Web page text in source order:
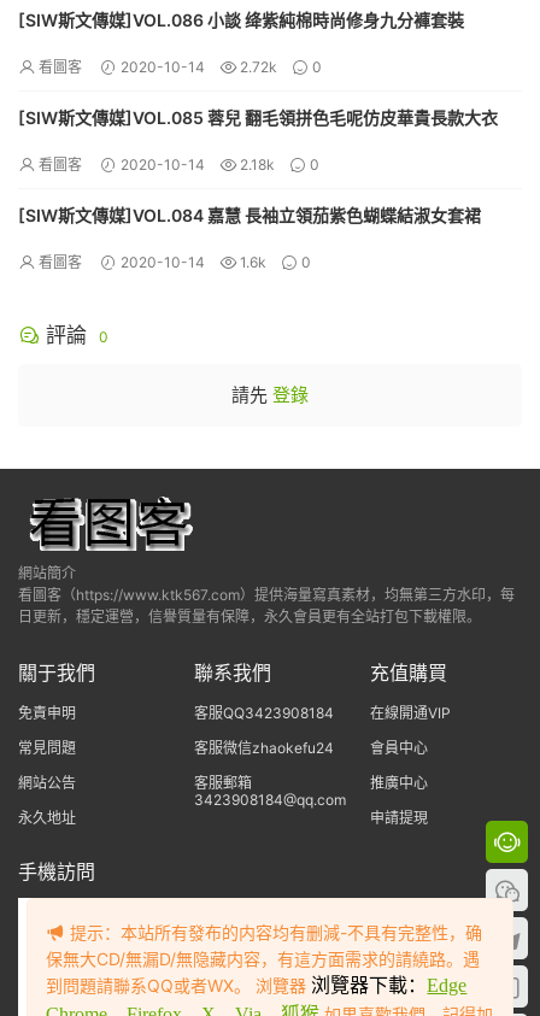
[SIW斯文傳媒]VOL.086 小談 绛紫純棉時尚修身九分褲套裝
看圖客 2020-10-14 2.72k 0
[SIW斯文傳媒]VOL.085 蓉兒 翻毛領拼色毛呢仿皮華貴長款大衣
看圖客 2020-10-14 2.18k 0
[SIW斯文傳媒]VOL.084 嘉慧 長袖立領茄紫色蝴蝶結淑女套裙
看圖客 2020-10-14 1.6k 0
評論 0
請先 登錄
網站簡介
看圖客（https://www.ktk567.com）提供海量寫真素材，均無第三方水印，每
日更新，穩定運營，信譽質量有保障，永久會員更有全站打包下載權限。
關于我們
免責申明
常見問題
網站公告
永久地址
聯系我們
客服QQ3423908184
客服微信zhaokefu24
客服郵箱
3423908184@qq.com
充值購買
在線開通VIP
會員中心
推廣中心
申請提現
手機訪問
提示：本站所有發布的内容均有删減-不具有完整性，确
保無大CD/無漏D/無隐藏内容，有這方面需求的請繞路。遇
到問題請聯系QQ或者WX。 浏覽器 浏覽器下載：Edge